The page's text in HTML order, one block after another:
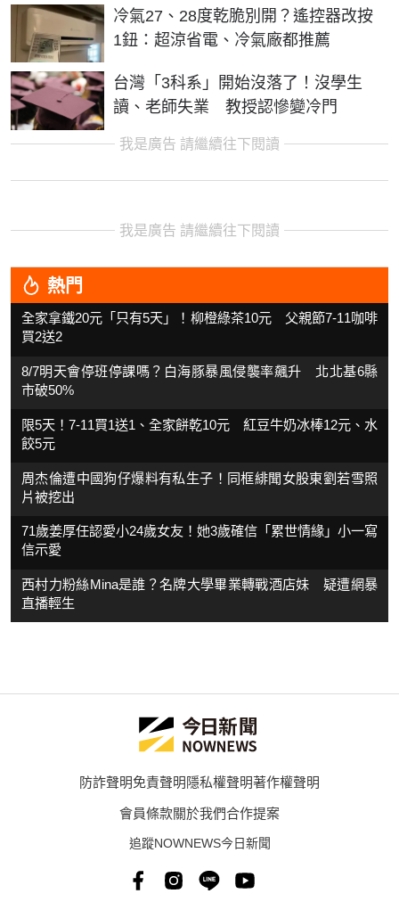
冷氣27、28度乾脆別開？遙控器改按
1鈕：超涼省電、冷氣廠都推薦
台灣「3科系」開始沒落了！沒學生
讀、老師失業 教授認慘變冷門
我是廣告 請繼續往下閱讀
我是廣告 請繼續往下閱讀
熱門
全家拿鐵20元「只有5天」！柳橙綠茶10元 父親節7-11咖啡
買2送2
8/7明天會停班停課嗎？白海豚暴風侵襲率飆升 北北基6縣
市破50%
限5天！7-11買1送1、全家餅乾10元 紅豆牛奶冰棒12元、水
餃5元
周杰倫遭中國狗仔爆料有私生子！同框緋聞女股東劉若雪照
片被挖出
71歲姜厚任認愛小24歲女友！她3歲確信「累世情緣」小一寫
信示愛
西村力粉絲Mina是誰？名牌大學畢業轉戰酒店妹 疑遭網暴
直播輕生
防詐聲明免責聲明隱私權聲明著作權聲明
會員條款關於我們合作提案
追蹤NOWNEWS今日新聞